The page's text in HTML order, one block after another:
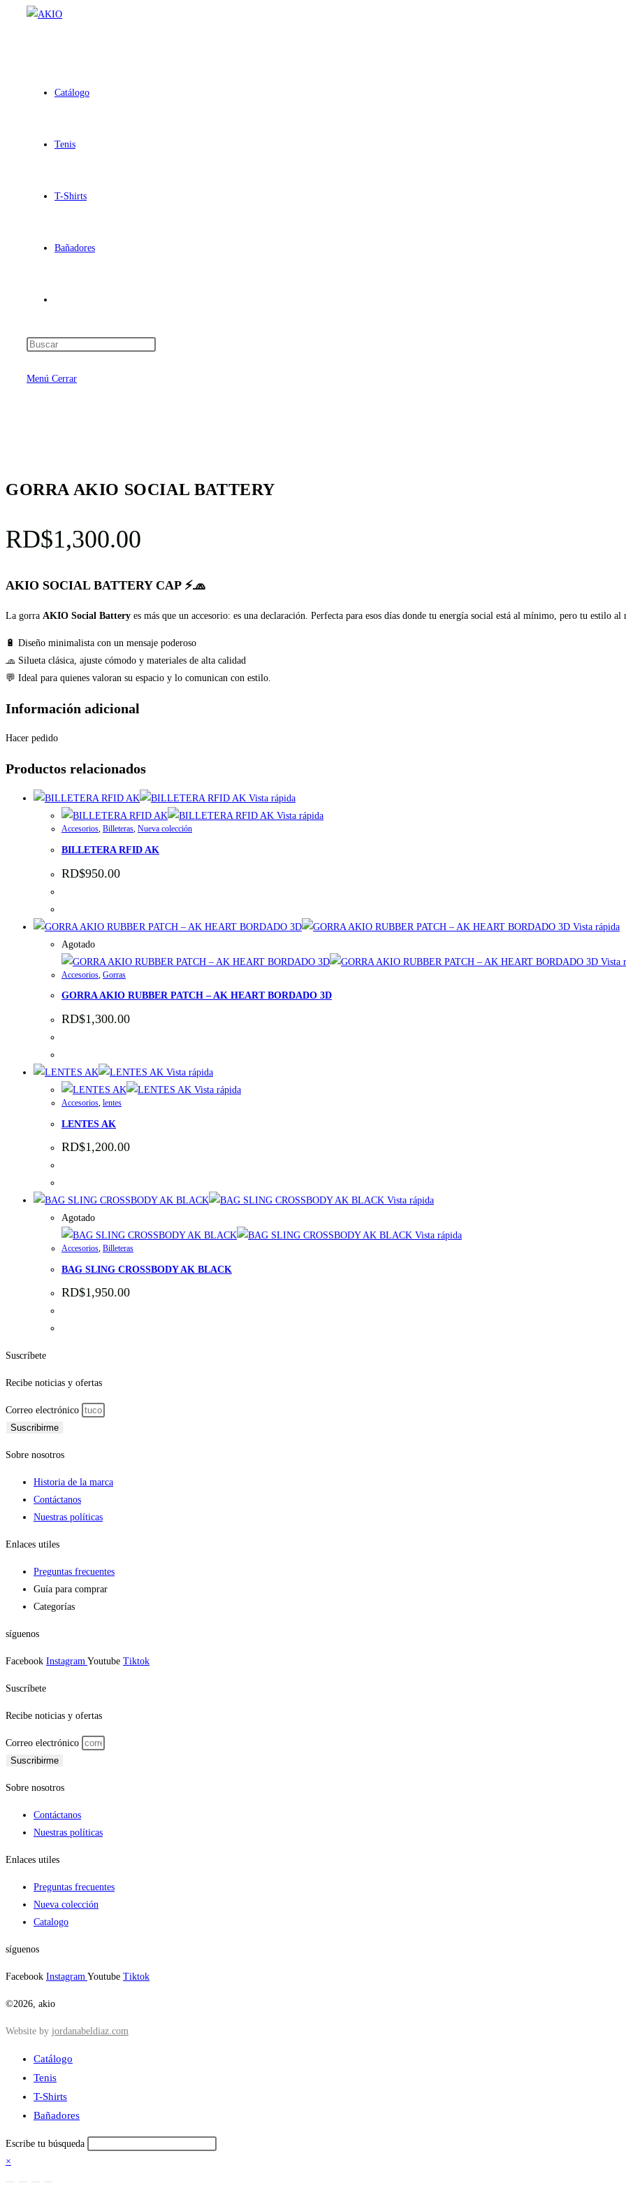
Catálogo
Tenis
T-Shirts
Bañadores
búsqueda
Menú Cerrar
GORRA AKIO SOCIAL BATTERY
RD$1,300.00
AKIO SOCIAL BATTERY CAP ⚡🧢
La gorra AKIO Social Battery es más que un accesorio: es una declaración. Perfecta para esos días donde tu energía social está al mínimo, pero tu estilo
🔋 Diseño minimalista con un mensaje poderoso
🧢 Silueta clásica, ajuste cómodo y materiales de alta calidad
💬 Ideal para quienes valoran su espacio y lo comunican con estilo.
Información adicional
Hacer pedido
Productos relacionados
Vista rápida
Vista rápida
Accesorios, Billeteras, Nueva colección
BILLETERA RFID AK
RD$950.00
Vista rápida
Agotado
Vista
Accesorios Gorras
GORRA AKIO RUBBER PATCH – AK HEART BORDADO 3D
RD$1,300.00
Vista rápida
Vista rápida
Accesorios, lentes
LENTES AK
RD$1,200.00
Vista rápida
Agotado
Vista rápida
Accesorios, Billeteras
BAG SLING CROSSBODY AK BLACK
RD$1,950.00
Suscríbete
Recibe noticias y ofertas
Correo electrónico
Suscribirme
Sobre nosotros
Historia de la marca
Contáctanos
Nuestras políticas
Enlaces utiles
Preguntas frecuentes
Guía para comprar
Categorías
síguenos
Facebook Instagram Youtube Tiktok
Suscríbete
Recibe noticias y ofertas
Correo electrónico
Suscribirme
Sobre nosotros
Contáctanos
Nuestras políticas
Enlaces utiles
Preguntas frecuentes
Nueva colección
Catalogo
síguenos
Facebook Instagram Youtube Tiktok
©2026, akio
Website by jordanabeldiaz.com
Catálogo
Tenis
T-Shirts
Bañadores
Escribe tu búsqueda
×